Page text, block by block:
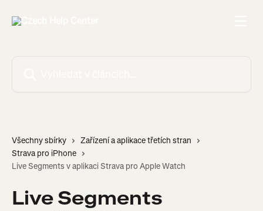
Všechny sbírky
Zařízení a aplikace třetích stran
Strava pro iPhone
Live Segments v aplikaci Strava pro Apple Watch
Live Segments